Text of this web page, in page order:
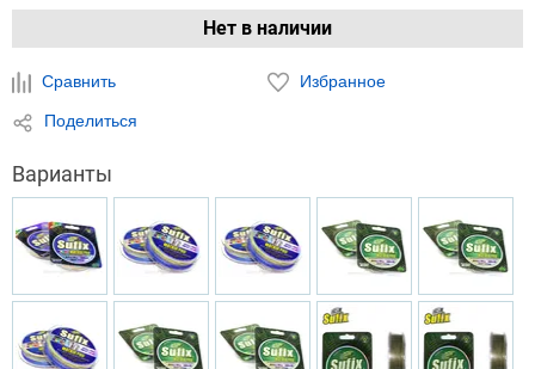
Нет в наличии
Сравнить Избранное
Поделиться
Варианты